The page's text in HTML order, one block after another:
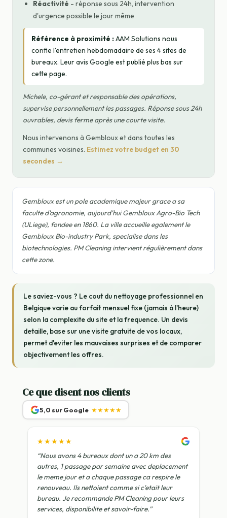
Réactivité - réponse sous 24h, intervention
d'urgence possible le jour même
Référence à proximité :AAM Solutions nous
confie l'entretien hebdomadaire de ses 4 sites de
bureaux. Leur avis Google est publié plus bas sur
cette page.
Michele, co-gérant et responsable des opérations,
supervise personnellement les passages. Réponse sous 24h
ouvrables, devis ferme après une courte visite.
Nous intervenons à Gembloux et dans toutes les
communes voisines. Estimez votre budget en 30
secondes →
Gembloux est un pole academique majeur grace a sa
faculte d'agronomie, aujourd'hui Gembloux Agro-Bio Tech
(ULiege), fondee en 1860. La ville accueille egalement le
Gembloux Bio-industry Park, specialise dans les
biotechnologies. PM Cleaning intervient régulièrement dans
cette zone.
Le saviez-vous ? Le cout du nettoyage professionnel en
Belgique varie au forfait mensuel fixe (jamais à l'heure)
selon la complexite du site et la frequence. Un devis
detaille, base sur une visite gratuite de vos locaux,
permet d'eviter les mauvaises surprises et de comparer
objectivement les offres.
Ce que disent nos clients
5,0 sur Google ★★★★★
★★★★★
“Nous avons 4 bureaux dont un a 20 km des
autres, 1 passage par semaine avec deplacement
le meme jour et a chaque passage ca respire le
renouveau. Ils nettoient comme si c'etait leur
bureau. Je recommande PM Cleaning pour leurs
services, disponibilite et savoir-faire.”